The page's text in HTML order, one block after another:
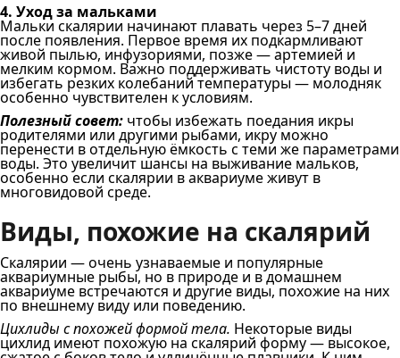
4. Уход за мальками
Мальки скалярии начинают плавать через 5–7 дней
после появления. Первое время их подкармливают
живой пылью, инфузориями, позже — артемией и
мелким кормом. Важно поддерживать чистоту воды и
избегать резких колебаний температуры — молодняк
особенно чувствителен к условиям.
Полезный совет: чтобы избежать поедания икры
родителями или другими рыбами, икру можно
перенести в отдельную ёмкость с теми же параметрами
воды. Это увеличит шансы на выживание мальков,
особенно если скалярии в аквариуме живут в
многовидовой среде.
Виды, похожие на скалярий
Скалярии — очень узнаваемые и популярные
аквариумные рыбы, но в природе и в домашнем
аквариуме встречаются и другие виды, похожие на них
по внешнему виду или поведению.
Цихлиды с похожей формой тела. Некоторые виды
цихлид имеют похожую на скалярий форму — высокое,